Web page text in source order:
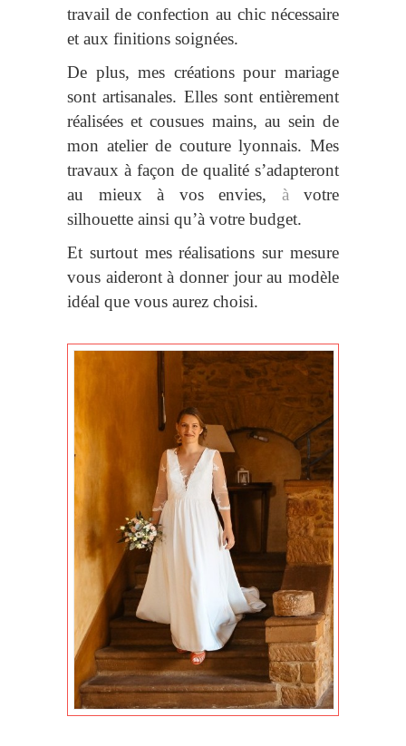
travail de confection au chic nécessaire
et aux finitions soignées.
De plus, mes créations pour mariage
sont artisanales. Elles sont entièrement
réalisées et cousues mains, au sein de
mon atelier de couture lyonnais. Mes
travaux à façon de qualités’adapteront
au mieux à vos envies, à votre
silhouette ainsi qu’à votre budget.
Et surtout mes réalisations sur mesure
vous aideront à donner jour au modèle
idéal que vous aurez choisi.